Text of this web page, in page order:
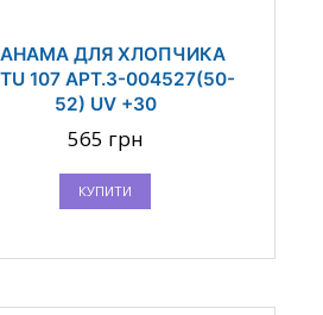
ДЛЯ ХЛОПЧИКА
107 АРТ.3-004527(50-
52) UV +30
565 грн
КУПИТИ